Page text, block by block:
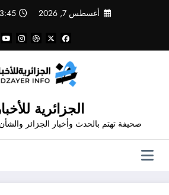
أغسطس 7, 2026 PM
الجزائرية
صحيفة تهتم بالحدث وأخبار الجزائر